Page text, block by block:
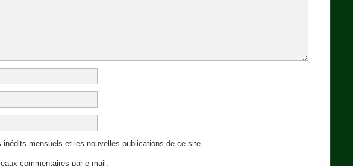
mensuels et les nouvelles publications de ce site.
commentaires par e-mail.